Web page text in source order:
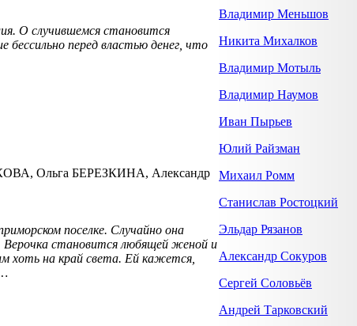
О случившемся становится
бессильно перед властью денег, что
Ольга БЕРЕЗКИНА, Александр
поселке. Случайно она
Верочка становится любящей женой и
хоть на край света. Ей кажется,
Владимир Меньшов
Никита Михалков
Владимир Мотыль
Владимир Наумов
Иван Пырьев
Юлий Райзман
Михаил Ромм
Станислав Ростоцкий
Эльдар Рязанов
Александр Сокуров
Сергей Соловьёв
Андрей Тарковский